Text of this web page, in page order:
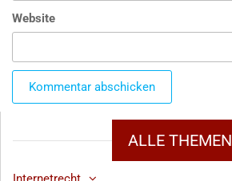
Website
ALLE THEMEN